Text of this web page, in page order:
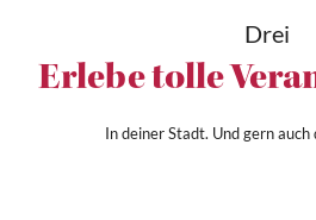
Drei
Erlebe tolle
In deiner Stadt. Und gern